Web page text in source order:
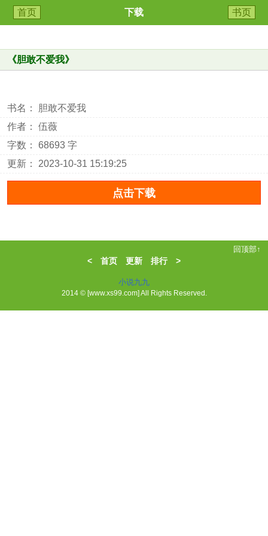
首页 下载 书页
《胆敢不爱我》
书名： 胆敢不爱我
作者： 伍薇
字数： 68693 字
更新： 2023-10-31 15:19:25
回顶部↑
< 首页 更新 排行>
小说九九
2014 © [www.xs99.com] All Rights Reserved.